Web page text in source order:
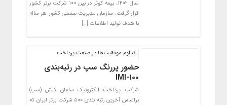
سال ۱۴۰۲، بیمه کوثر در بین ۱۰۰ شرکت برتر کشور
قرار گرفت. سازمان مدیریت صنعتی کشور هر ساله
با هدف تولید اطلاعات […]
تداوم موفقیت‌ها در صنعت پرداخت
حضور پررنگ سپ در رتبه‌بندی
IMI-100
شرکت پرداخت الکترونیک سامان کیش (سپ)
براساس آخرین رتبه بندی ۵۰۰ شرکت برتر ایران که